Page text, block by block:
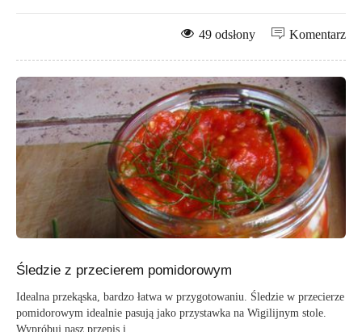
Komentarz
49 odsłony
Śledzie z przecierem pomidorowym
Idealna przekąska, bardzo łatwa w przygotowaniu. Śledzie w przecierze
pomidorowym idealnie pasują jako przystawka na Wigilijnym stole.
Wypróbuj nasz przepis i...